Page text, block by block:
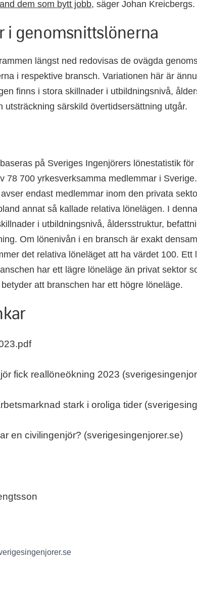
dem som bytt jobb, säger Johan Kreicbergs.
i genomsnittslönerna
längst ned redovisas de ovägda
i respektive bransch. Variationen här är
finns i stora skillnader i utbildningsnivå,
utsträckning särskild övertidsersättning utgår.
på Sveriges Ingenjörers lönestatistik för
78 700 yrkesverksamma medlemmar i Sverige.
endast medlemmar inom den privata
annat så kallade relativa lönelägen. I
i utbildningsnivå, åldersstruktur,
Om lönenivån i en bransch är exakt
det relativa löneläget att ha värdet 100. Ett
har ett lägre löneläge än privat sektor
att branschen har ett högre löneläge.
fick reallöneökning 2023
stark i oroliga tider
en civilingenjör? (sverigesingenjorer.se)